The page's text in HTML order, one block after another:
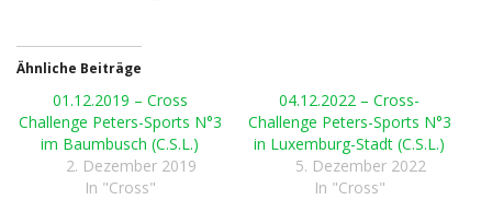
Ähnliche Beiträge
01.12.2019 – Cross
Challenge Peters-Sports N°3
im Baumbusch (C.S.L.)
2. Dezember 2019
In "Cross"
04.12.2022 – Cross-
Challenge Peters-Sports N°3
in Luxemburg-Stadt (C.S.L.)
5. Dezember 2022
In "Cross"